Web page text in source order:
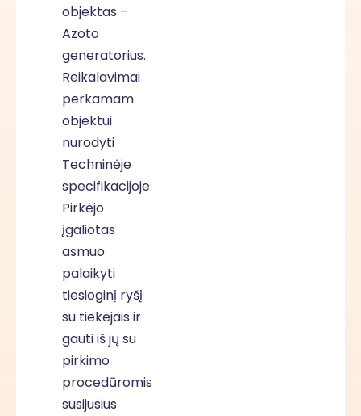
objektas –
Azoto
generatorius.
Reikalavimai
perkamam
objektui
nurodyti
Techninėje
specifikacijoje.
Pirkėjo
įgaliotas
asmuo
palaikyti
tiesioginį ryšį
su tiekėjais ir
gauti iš jų su
pirkimo
procedūromis
susijusius